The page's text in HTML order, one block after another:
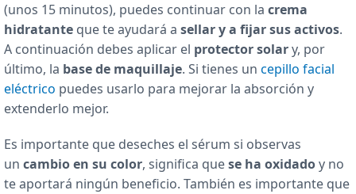
(unos 15 minutos), puedes continuar con la crema
hidratante que te ayudará a sellar y a fijar sus activos.
A continuación debes aplicar el protector solary, por
último, la base de maquillaje. Si tienes un cepillo facial
eléctrico puedes usarlo para mejorar la absorción y
extenderlo mejor.
Es importante que deseches el sérum si observas
un cambio en su color, significa quese ha oxidadoy no
te aportará ningún beneficio. También es importante que